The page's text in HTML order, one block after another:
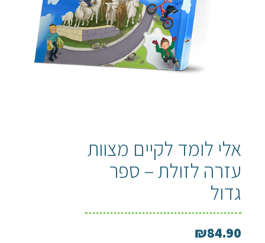
אלי לומד לקיים מצוות
עזרה לזולת – ספר
גדול
₪84.90